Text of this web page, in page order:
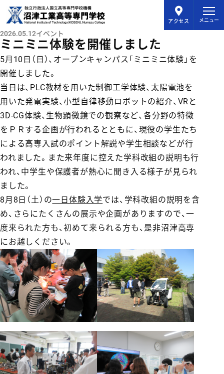
アクセス メニュー
ミニミニ体験を開催しました
2026.05.12イベント
5月10日（日）、オープンキャンパス「ミニミニ体験」を
開催しました。
当日は、PLC教材を用いた制御工学体験、太陽電池を
用いた発電実験、小型自律移動ロボットの紹介、VRと
3D-CG体験、生物顕微鏡での観察など、各分野の特徴
をＰＲする企画が行われるとともに、現役の学生たち
による高専入試のポイント解説や学生相談などが行
われました。また来年度に控えた学科改組の説明も行
われ、中学生や保護者が熱心に聞き入る様子が見られ
ました。
8月8日（土）の一日体験入学では、学科改組の説明を含
め、さらにたくさんの展示や企画がありますので、一
度来られた方も、初めて来られる方も、是非沼津高専
にお越しください。